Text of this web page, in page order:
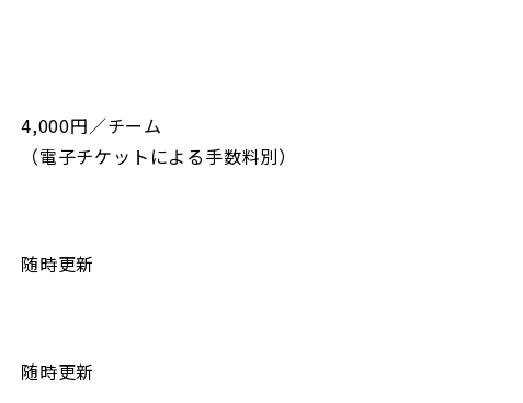
4,000円／チーム
（電子チケットによる手数料別）
随時更新
随時更新